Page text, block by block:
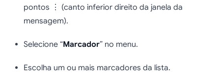
pontos ⋮ (canto inferior direito da janela da
mensagem).
Selecione “Marcador” no menu.
Escolha um ou mais marcadores da lista.